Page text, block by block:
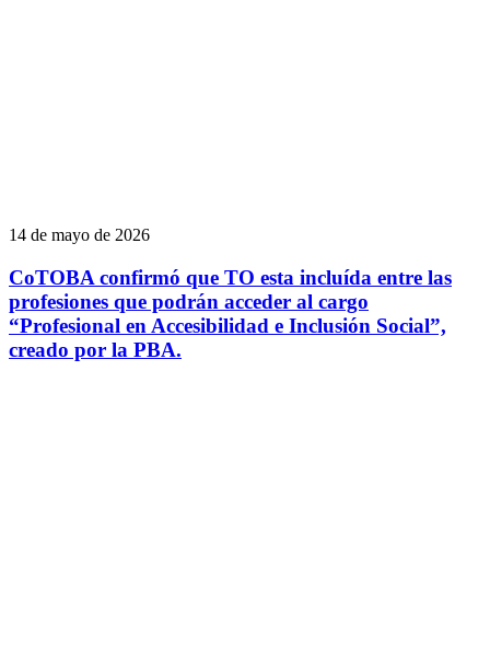
14 de mayo de 2026
CoTOBA confirmó que TO esta incluída entre las
profesiones que podrán acceder al cargo
“Profesional en Accesibilidad e Inclusión Social”,
creado por la PBA.